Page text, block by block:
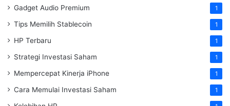
Gadget Audio Premium 1
Tips Memilih Stablecoin 1
HP Terbaru 1
Strategi Investasi Saham 1
Mempercepat Kinerja iPhone 1
Cara Memulai Investasi Saham 1